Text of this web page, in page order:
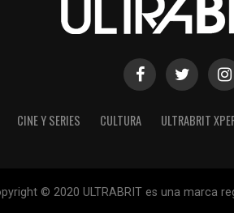
CINE Y SERIES CULTURA ULTRABRIT
© 2020 ULTRABRIT es una marca